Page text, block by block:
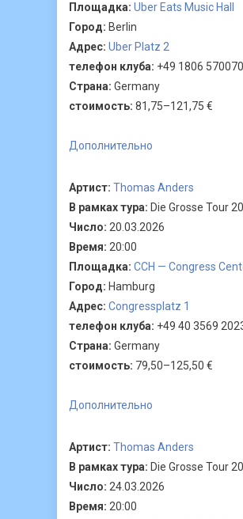
Площадка: Uber Eats Music Hall
Город: Berlin
Адрес: Uber Platz 2
телефон клуба: +49 1806 570070
Страна: Germany
стоимость: 81,75–121,75 €
Дополнительно
Артист: Thomas Anders
В рамках тура: Die Grosse Tour
Число: 20.03.2026
Время: 20:00
Площадка: CCH — Congress
Город: Hamburg
Адрес: Congressplatz 1
телефон клуба: +49 40 3569
Страна: Germany
стоимость: 79,50–125,50 €
Дополнительно
Артист: Thomas Anders
В рамках тура: Die Grosse Tour
Число: 24.03.2026
Время: 20:00